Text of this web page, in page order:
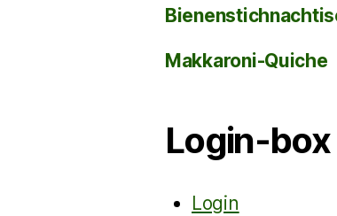
Makkaroni-Quiche
Login-box
Login